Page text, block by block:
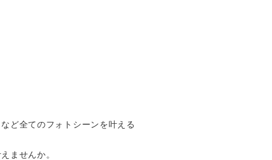
ど全てのフォトシーンを叶える
ませんか。